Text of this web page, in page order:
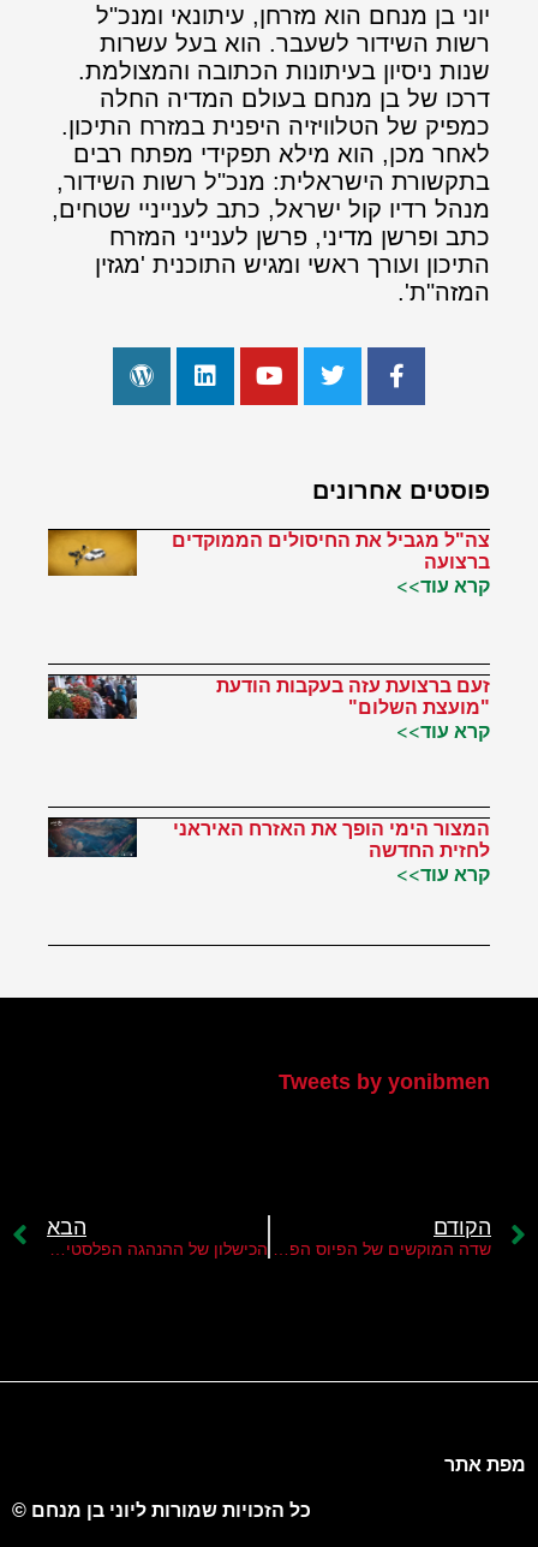
יוני בן מנחם הוא מזרחן, עיתונאי ומנכ"ל
רשות השידור לשעבר. הוא בעל עשרות
שנות ניסיון בעיתונות הכתובה והמצולמת.
דרכו של בן מנחם בעולם המדיה החלה
כמפיק של הטלוויזיה היפנית במזרח התיכון.
לאחר מכן, הוא מילא תפקידי מפתח רבים
בתקשורת הישראלית: מנכ"ל רשות השידור,
מנהל רדיו קול ישראל, כתב לענייניי שטחים,
כתב ופרשן מדיני, פרשן לענייני המזרח
התיכון ועורך ראשי ומגיש התוכנית 'מגזין
המזה"ת'.
פוסטים אחרונים
צה"ל מגביל את החיסולים הממוקדים
ברצועה
קרא עוד>>
זעם ברצועת עזה בעקבות הודעת
"מועצת השלום"
קרא עוד>>
המצור הימי הופך את האזרח האיראני
לחזית החדשה
קרא עוד>>
Tweets by yonibmen
הקודם
שדה המוקשים של הפיוס הפלסטיני
הבא
הכישלון של ההנהגה הפלסטינית
מפת אתר
כל הזכויות שמורות ליוני בן מנחם ©